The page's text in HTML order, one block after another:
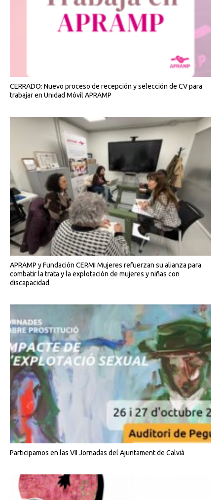
CERRADO: Nuevo proceso de recepción y selección de CV para
trabajar en Unidad Móvil APRAMP
APRAMP y Fundación CERMI Mujeres refuerzan su alianza para
combatir la trata y la explotación de mujeres y niñas con
discapacidad
Participamos en las VII Jornadas del Ajuntament de Calvià